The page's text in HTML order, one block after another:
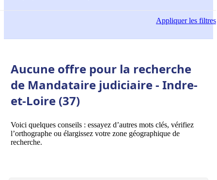
Appliquerles filtres
Aucune offre pour la recherche
de Mandataire judiciaire - Indre-
et-Loire (37)
Voici quelques conseils : essayez d’autres mots clés, vérifiez
l’orthographe ou élargissez votre zone géographique de
recherche.